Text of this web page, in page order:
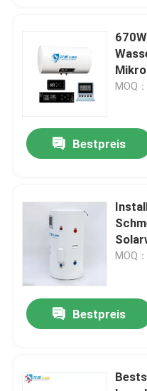
MOQ
Bestpreis
MOQ
Bestpreis